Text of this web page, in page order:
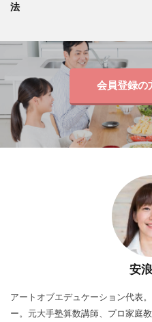
法
会員登録の
安
アートオブエデュケーション代表
ー。元大手塾算数講師、プロ家庭